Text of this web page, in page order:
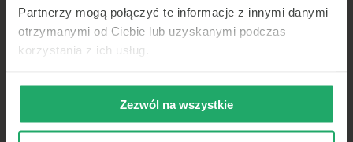
Partnerzy mogą połączyć te informacje z innymi danymi
otrzymanymi od Ciebie lub uzyskanymi podczas
korzystania z ich usług.
Zezwól na wszystkie